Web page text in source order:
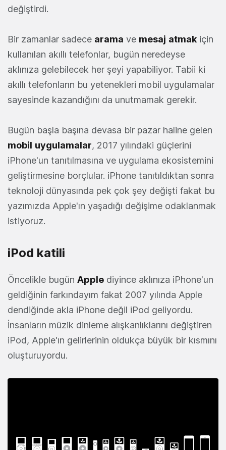
değiştirdi.
Bir zamanlar sadece arama ve mesaj atmak için
kullanılan akıllı telefonlar, bugün neredeyse
aklınıza gelebilecek her şeyi yapabiliyor. Tabii ki
akıllı telefonların bu yetenekleri mobil uygulamalar
sayesinde kazandığını da unutmamak gerekir.
Bugün başla başına devasa bir pazar haline gelen
mobil uygulamalar, 2017 yılındaki güçlerini
iPhone'un tanıtılmasına ve uygulama ekosistemini
geliştirmesine borçlular. iPhone tanıtıldıktan sonra
teknoloji dünyasında pek çok şey değişti fakat bu
yazımızda Apple'ın yaşadığı değişime odaklanmak
istiyoruz.
iPod katili
Öncelikle bugün Apple diyince aklınıza iPhone'un
geldiğinin farkındayım fakat 2007 yılında Apple
dendiğinde akla iPhone değil iPod geliyordu.
İnsanların müzik dinleme alışkanlıklarını değiştiren
iPod, Apple'ın gelirlerinin oldukça büyük bir kısmını
oluşturuyordu.